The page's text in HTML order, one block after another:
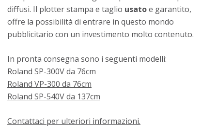
diffusi. Il plotter stampa e taglio usatoe garantito,
offre la possibilità di entrare in questo mondo
pubblicitario con un investimento molto contenuto.
In pronta consegna sono i seguenti modelli:
Roland SP-300V da 76cm
Roland VP-300 da 76cm
Roland SP-540V da 137cm
Contattaci per ulteriori informazioni.